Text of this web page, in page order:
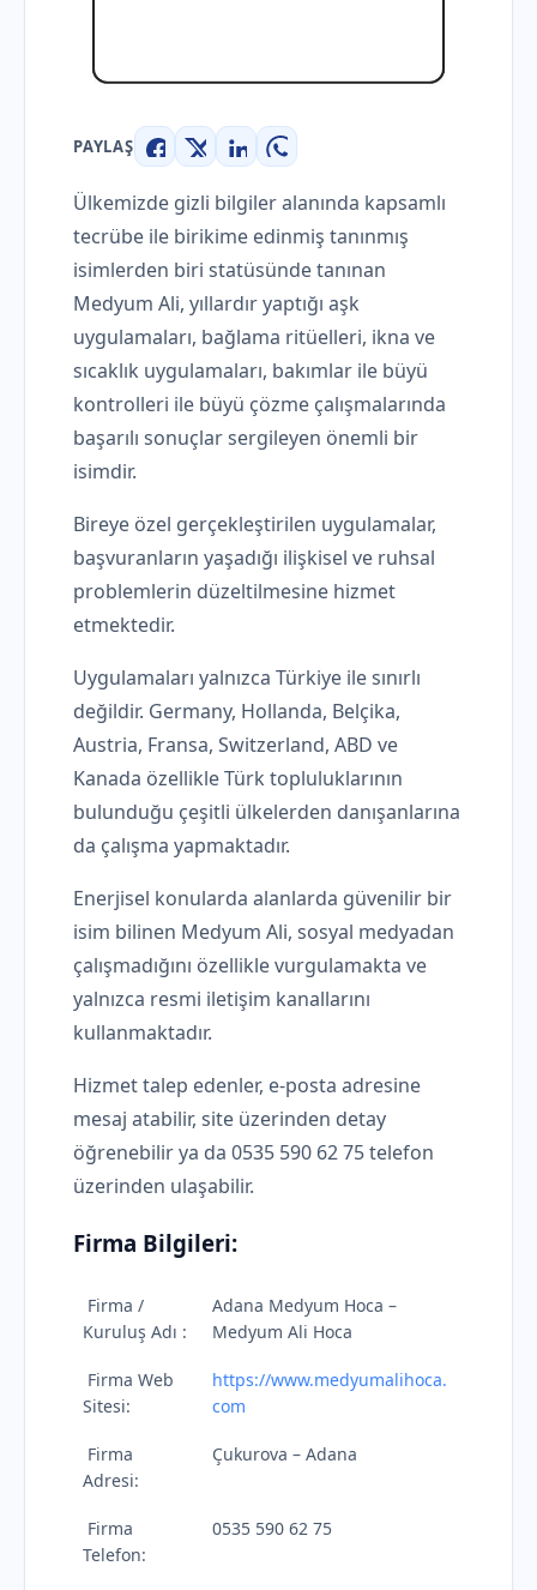
PAYLAŞ
Facebook
X LinkedInWhatsApp
Ülkemizde gizli bilgiler alanında kapsamlı
tecrübe ile birikime edinmiş tanınmış
isimlerden biri statüsünde tanınan
Medyum Ali, yıllardır yaptığı aşk
uygulamaları, bağlama ritüelleri, ikna ve
sıcaklık uygulamaları, bakımlar ile büyü
kontrolleri ile büyü çözme çalışmalarında
başarılı sonuçlar sergileyen önemli bir
isimdir.
Bireye özel gerçekleştirilen uygulamalar,
başvuranların yaşadığı ilişkisel ve ruhsal
problemlerin düzeltilmesine hizmet
etmektedir.
Uygulamaları yalnızca Türkiye ile sınırlı
değildir. Germany, Hollanda, Belçika,
Austria, Fransa, Switzerland, ABD ve
Kanada özellikle Türk topluluklarının
bulunduğu çeşitli ülkelerden danışanlarına
da çalışma yapmaktadır.
Enerjisel konularda alanlarda güvenilir bir
isim bilinen Medyum Ali, sosyal medyadan
çalışmadığını özellikle vurgulamakta ve
yalnızca resmi iletişim kanallarını
kullanmaktadır.
Hizmet talep edenler, e-posta adresine
mesaj atabilir, site üzerinden detay
öğrenebilir ya da 0535 590 62 75 telefon
üzerinden ulaşabilir.
Firma Bilgileri:
Firma /
Kuruluş Adı :
Adana Medyum Hoca –
Medyum Ali Hoca
Firma Web
Sitesi:
https://www.medyumalihoca.
com
Firma
Adresi:
Çukurova – Adana
Firma
Telefon:
0535 590 62 75